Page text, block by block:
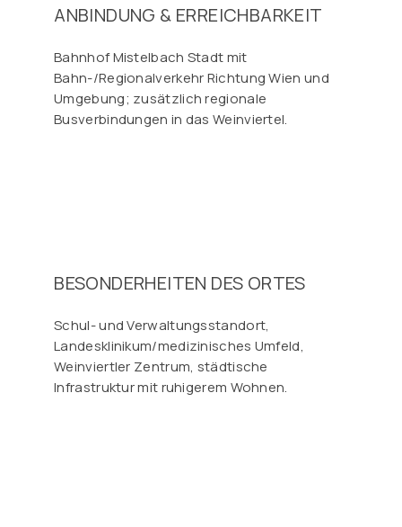
ANBINDUNG & ERREICHBARKEIT
Bahnhof Mistelbach Stadt mit
Bahn-/Regionalverkehr Richtung Wien und
Umgebung; zusätzlich regionale
Busverbindungen in das Weinviertel.
BESONDERHEITEN DES ORTES
Schul- und Verwaltungsstandort,
Landesklinikum/medizinisches Umfeld,
Weinviertler Zentrum, städtische
Infrastruktur mit ruhigerem Wohnen.